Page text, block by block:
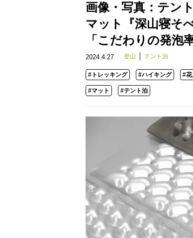
画像・写真：テン
マット『深山寝そ
「こだわりの発泡
2024.4.27 登山 テント泊
#トレッキング #ハイキング #花
#マット #テント泊